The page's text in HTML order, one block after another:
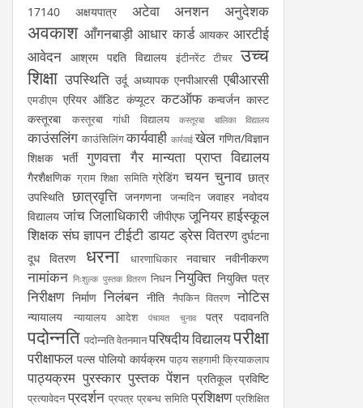
17140 अक्षयपात्र अटेवा अनशन अनुदेशक
अवकाश आँगनबाड़ी आधार कार्ड आयकर आरटीई
आवेदन आश्रम पद्दति विद्यालय इंटीनरेंट टीचर उच्च
शिक्षा उपस्थिति उर्दू अध्यापक एनपीआरसी एबीआरसी
एमडीएम एरियर ऑडिट कंप्यूटर कटऑफ कन्वर्जन कास्ट
कस्तूरबा
कस्तूरबा गांधी विद्यालय कस्तूरबा बालिका विद्यालय
काउंसलिंग काउंसिलिंग कार्यवाही कार्रवाई खेल गणित/विज्ञान
शिक्षक भर्ती
गुणवत्ता गैर मान्यता प्राप्त विद्यालय
गैरशैक्षणिक ग्राम शिक्षा समिति ग्रेडिंग चयन चुनाव छात्र
उपस्थिति छात्रवृत्ति जनगणना जन्मदिन जवाहर नवोदय
विद्यालय जांच जिलाधिकारी जीपीएफ जूनियर हाईस्कूल
शिक्षक संघ ज्ञापन टीईटी डायट ड्रेस वितरण दुर्घटना
दूध वितरण
धरना धारणाधिकार नवाचार नवीनीकरण
नामांकन निःशुल्क पुस्तक वितरण निधन नियुक्ति नियुक्ति पत्र
निरीक्षण निर्माण निलंबन नीति नैपकिन वितरण नोटिस
न्यायालय न्यायालय आदेश पंचायत चुनाव पत्र पदावनति
पदोन्नति पदोन्नति वेतनमानपरिषदीय विद्यालयपरीक्षा
परीक्षाफल पल्स पोलियो कार्यक्रम पाठ्य सहगामी क्रियाकलाप
पाठ्यक्रम पुरस्कार पुस्तक पेंशन प्रतिकूल प्रविष्टि
प्रत्यावेदन प्रदर्शन प्रपत्र प्रबन्ध समिति प्रशिक्षण प्रशिक्षित